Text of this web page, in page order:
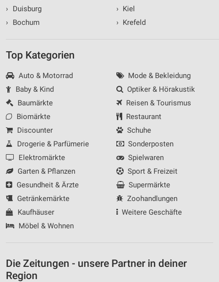
›
Duisburg
›
Bochum
› Kiel
› Krefeld
Top Kategorien
Auto & Motorrad
Baby & Kind
Baumärkte
Biomärkte
Discounter
Drogerie & Parfümerie
Elektromärkte
Garten & Pflanzen
Gesundheit & Ärzte
Getränkemärkte
Kaufhäuser
Möbel & Wohnen
Mode & Bekleidung
Optiker & Hörakustik
Reisen & Tourismus
Restaurant
Schuhe
Sonderposten
Spielwaren
Sport & Freizeit
Supermärkte
Zoohandlungen
Weitere Geschäfte
Die Zeitungen - unsere Partner in deiner
Region